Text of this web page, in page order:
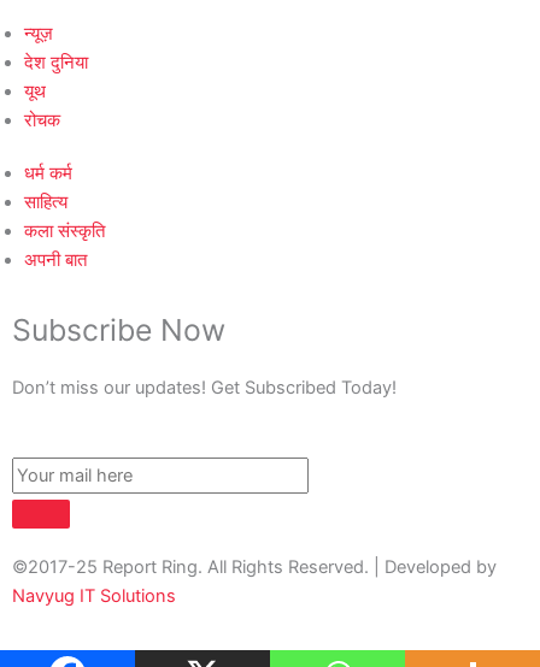
न्यूज़
देश दुनिया
यूथ
रोचक
धर्म कर्म
साहित्य
कला संस्कृति
अपनी बात
Subscribe Now
Don’t miss our updates! Get Subscribed Today!
©2017-25 Report Ring. All Rights Reserved. | Developed by
Navyug IT Solutions